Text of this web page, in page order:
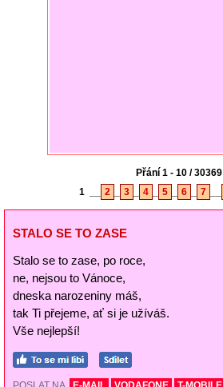
Přání 1 - 10 / 30369
1
2 3 4 5 6 7
STALO SE TO ZASE
Stalo se to zase, po roce,
ne, nejsou to Vánoce,
dneska narozeniny máš,
tak Ti přejeme, ať si je užíváš.
Vše nejlepší!